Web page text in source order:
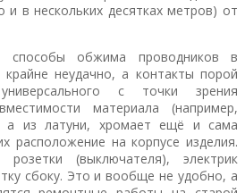
и в нескольких десятках метров) от
обжима проводников в
неудачно, а контакты порой
с точки зрения
материала (например,
а из латуни, хромает ещё и сама
расположение на корпусе изделия.
(выключателя), электрик
сбоку. Это и вообще не удобно, а